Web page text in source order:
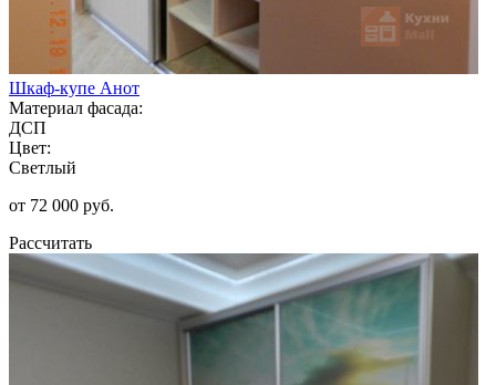
Шкаф-купе Анот
Материал фасада:
ДСП
Цвет:
Светлый
от 72 000 руб.
Рассчитать